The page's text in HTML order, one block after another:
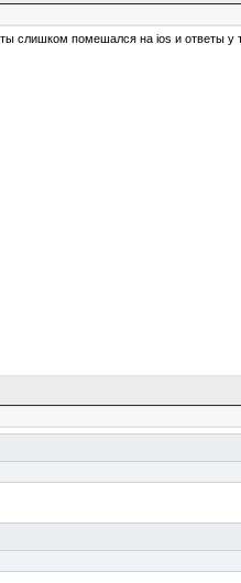
ты слишком помешался на ios и ответы у